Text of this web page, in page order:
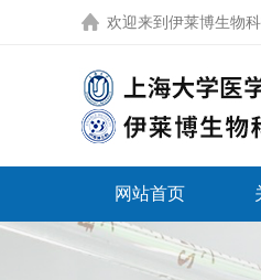
欢迎来到 伊莱博生物
网站首页